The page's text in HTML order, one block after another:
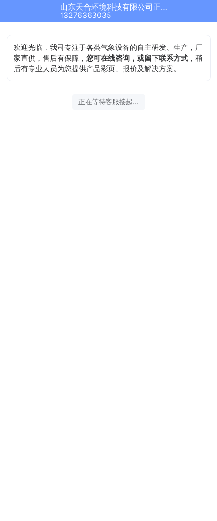
山东天合环境科技有限公司正在为您服务
13276363035
欢迎光临，我司专注于各类气象设备的自主研发、生产，厂
家直供，售后有保障，您可在线咨询，或留下联系方式 ，稍
后有专业人员为您提供产品彩页、报价及解决方案。
正在等待客服接起...